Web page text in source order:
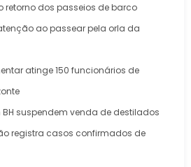
dos passeios de barco
ao passear pela orla da
atinge 150 funcionários de
BH suspendem venda de destilados
registra casos confirmados de